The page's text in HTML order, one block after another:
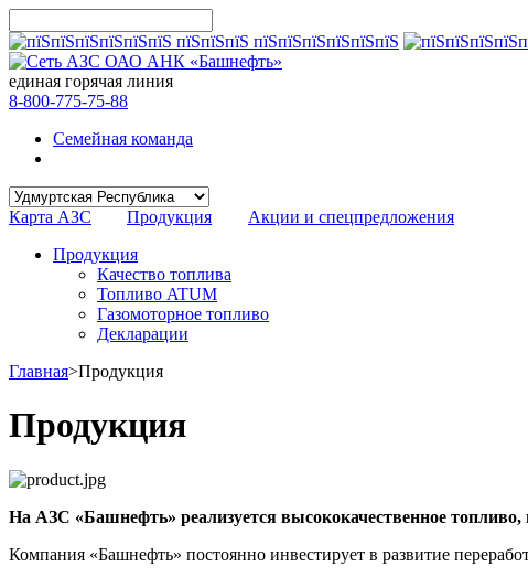
единая горячая линия
8-800-775-75-88
Семейная команда
Карта АЗС Продукция Акции и спецпредложения
Продукция
Качество топлива
Топливо ATUM
Газомоторное топливо
Декларации
Главная>Продукция
Продукция
На АЗС «Башнефть» реализуется высококачественное
Компания «Башнефть» постоянно инвестирует в развитие